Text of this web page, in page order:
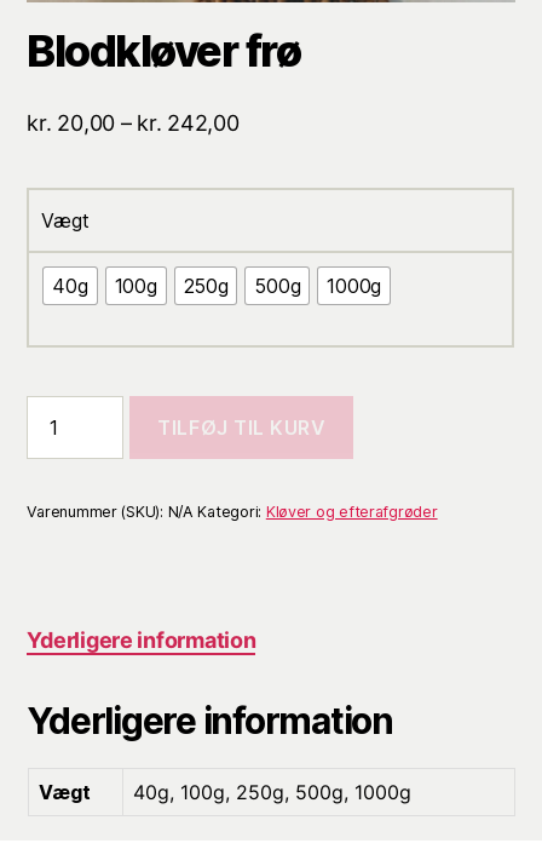
Blodkløver frø
kr. 20,00 – kr. 242,00Prisinterval:
til
Vægt
40g 100g 250g 500g 1000g
TILFØJ TIL KURV
Varenummer (SKU): N/A Kategori: Kløver og efterafgrøder
Yderligere information
Yderligere information
Vægt 40g, 100g, 250g, 500g, 1000g